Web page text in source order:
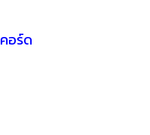
คอร์ด